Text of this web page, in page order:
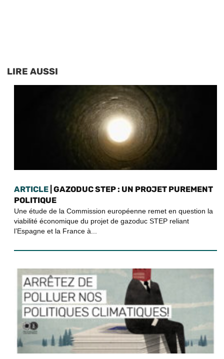
LIRE AUSSI
ARTICLE | GAZODUC STEP : UN PROJET PUREMENT
POLITIQUE
Une étude de la Commission européenne remet en question la
viabilité économique du projet de gazoduc STEP reliant
l’Espagne et la France à...